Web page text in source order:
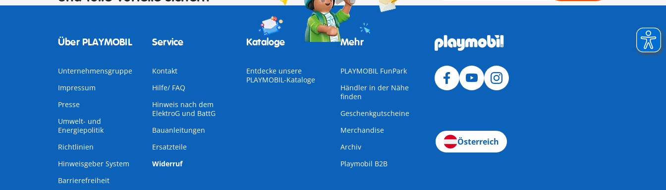
Über PLAYMOBIL
Unternehmensgruppe
Impressum
Presse
Umwelt- und
Energiepolitik
Richtlinien
Hinweisgeber System
Barrierefreiheit
Service
Kontakt
Hilfe/ FAQ
Hinweis nach dem
ElektroG und BattG
Bauanleitungen
Ersatzteile
Widerruf
Kataloge
Entdecke unsere
PLAYMOBIL-Kataloge
Mehr
PLAYMOBIL FunPark
Händler in der Nähe
finden
Geschenkgutscheine
Merchandise
Archiv
Playmobil B2B
Österreich